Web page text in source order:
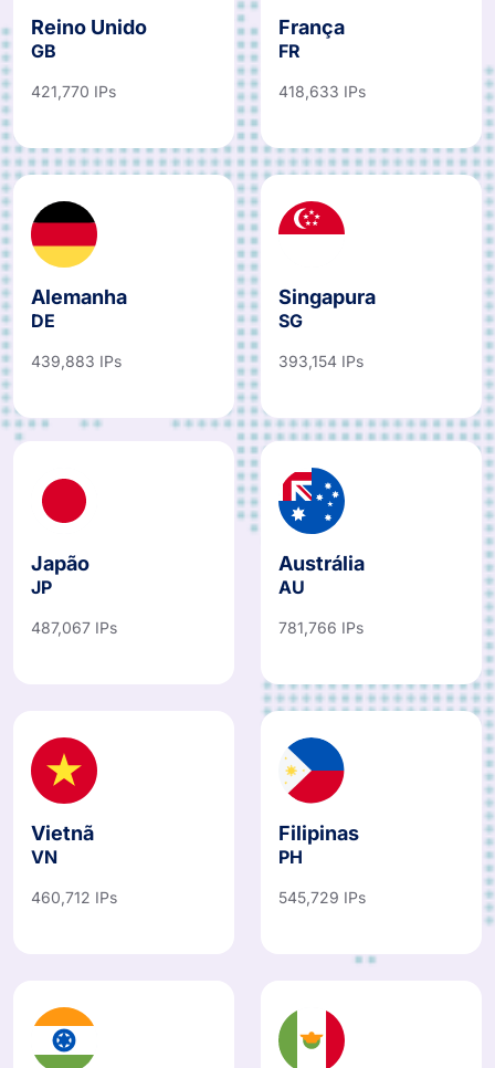
Reino Unido
GB
421,770 IPs
França
FR
418,633 IPs
Alemanha
DE
439,883 IPs
Singapura
SG
393,154 IPs
Japão
JP
487,067 IPs
Austrália
AU
781,766 IPs
Vietnã
VN
460,712 IPs
Filipinas
PH
545,729 IPs